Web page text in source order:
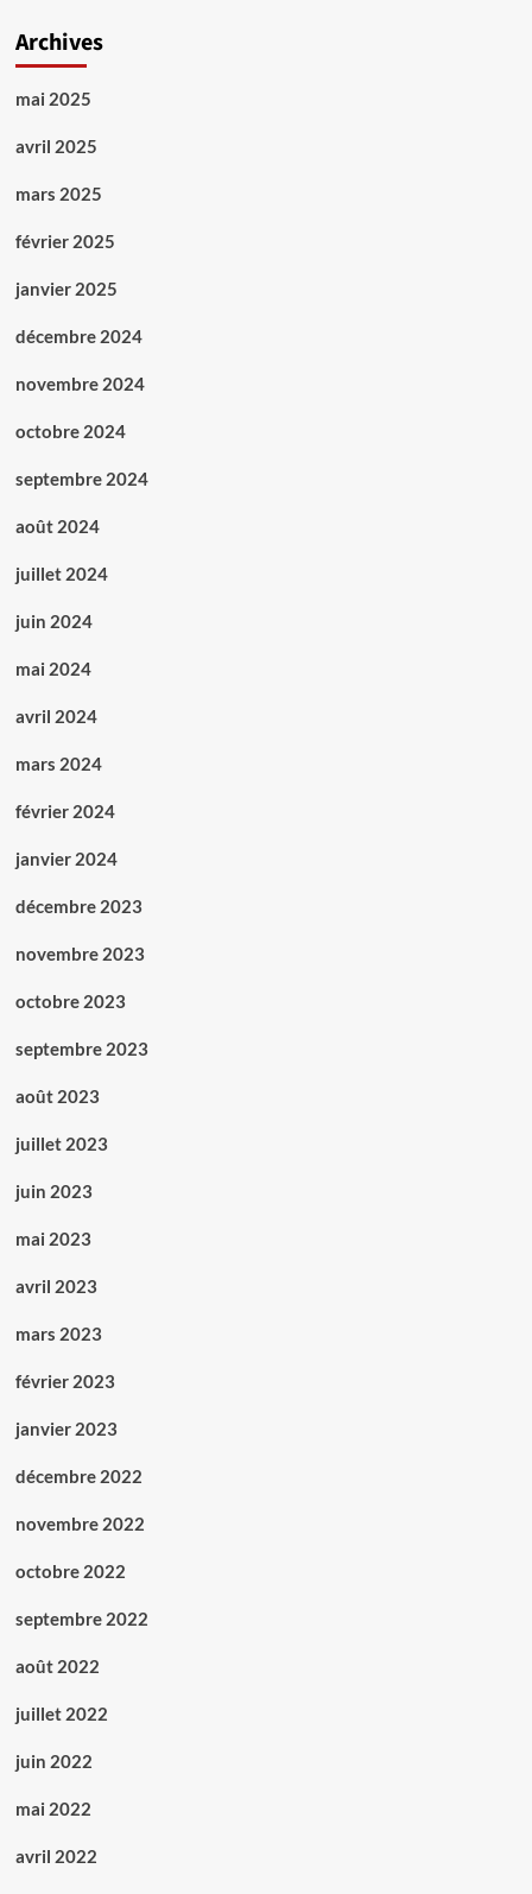
Archives
mai 2025
avril 2025
mars 2025
février 2025
janvier 2025
décembre 2024
novembre 2024
octobre 2024
septembre 2024
août 2024
juillet 2024
juin 2024
mai 2024
avril 2024
mars 2024
février 2024
janvier 2024
décembre 2023
novembre 2023
octobre 2023
septembre 2023
août 2023
juillet 2023
juin 2023
mai 2023
avril 2023
mars 2023
février 2023
janvier 2023
décembre 2022
novembre 2022
octobre 2022
septembre 2022
août 2022
juillet 2022
juin 2022
mai 2022
avril 2022